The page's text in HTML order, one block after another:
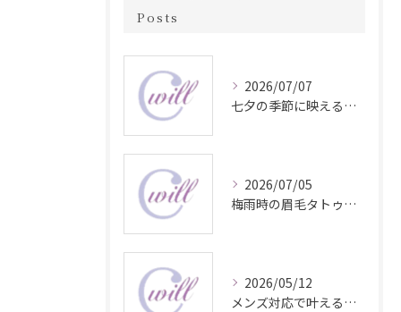
Posts
2026/07/07
七夕の季節に映える眉毛タトゥー技術
2026/07/05
梅雨時の眉毛タトゥー美容法
2026/05/12
メンズ対応で叶える自然な眉毛タトゥーの魅力